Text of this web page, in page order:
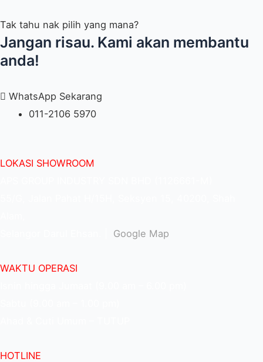
Tak tahu nak pilih yang mana?
Jangan risau. Kami akan membantu
anda!
WhatsApp Sekarang
011-2106 5970
LOKASI SHOWROOM
Google Map
WAKTU OPERASI
HOTLINE